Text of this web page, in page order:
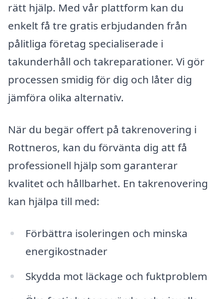
rätt hjälp. Med vår plattform kan du
enkelt få tre gratis erbjudanden från
pålitliga företag specialiserade i
takunderhåll och takreparationer. Vi gör
processen smidig för dig och låter dig
jämföra olika alternativ.
När du begär offert på takrenovering i
Rottneros, kan du förvänta dig att få
professionell hjälp som garanterar
kvalitet och hållbarhet. En takrenovering
kan hjälpa till med:
Förbättra isoleringen och minska
energikostnader
Skydda mot läckage och fuktproblem